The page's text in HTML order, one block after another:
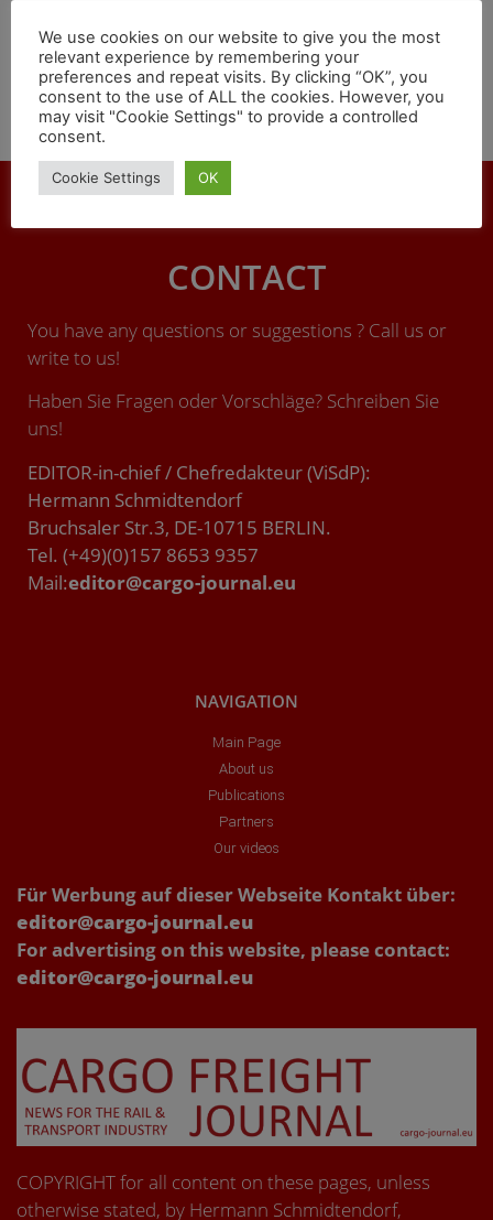
erreichbar, der Zugverkehr zwischen München und
Nürnberg, Stuttgart, Salzburg, Innsbruck, Lindau/Zürich
und Stuttgart-Singen/Zürich ist zumindest auch am 3.
und 4. Dezember 2024 eingestellt. Auch der Straßen-
und Flugverkehr ist betroffen.
CONTACT
You have any questions or suggestions ? Call us or
write to us!
Haben Sie Fragen oder Vorschläge? Schreiben Sie
uns!
EDITOR-in-chief / Chefredakteur (ViSdP):
Hermann Schmidtendorf
Bruchsaler Str.3, DE-10715 BERLIN.
Tel. (+49)(0)157 8653 9357
Mail:editor@cargo-journal.eu
NAVIGATION
Main Page
About us
Publications
Partners
Our videos
Für Werbung auf dieser Webseite Kontakt über:
editor@cargo-journal.eu
For advertising on this website, please contact:
editor@cargo-journal.eu
COPYRIGHT for all content on these pages, unless
otherwise stated, by Hermann Schmidtendorf,
We use cookies on our website to give you the most
relevant experience by remembering your
preferences and repeat visits. By clicking “OK”, you
consent to the use of ALL the cookies. However, you
may visit "Cookie Settings" to provide a controlled
consent.
Cookie Settings OK